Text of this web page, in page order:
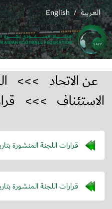
English / العربية
عن الاتحاد >>>
الاستئناف >>>
قرارات اللجنة المنشورة
قرارات اللجنة المنشورة